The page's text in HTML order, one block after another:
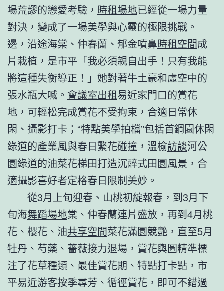
場荒謬的戀愛考驗， 時租場地已經從一場力量
對決，變成了一場美學與心靈的極限挑戰。
邊，沿途海棠、仲春蘭、郁金噴鼻時租空間成
片栽植，是市平「我必須親自出手！只有我能
將這種失衡導正！」她對著牛土豪和虛空中的
張水瓶大喊。 會議室出租易近家門口的賞花
地，可輕松完成賞花不受拘束，合適日常休
閑、攝影打卡；“特點美學拍檔”包括首鋼園休閑
綠道的產業風與春日繁花碰撞，溫榆訪談河公
園綠道的油菜花梯田打造沉醉式田園風景，合
適攝影喜好者定格春日限制美妙。
從3月上旬迎春、山桃初綻報春，到3月下
旬海舞蹈場地棠、仲春蘭連片盛放，再到4月桃
花、櫻花、油共享空間菜花滿園競艷，直至5月
牡丹、芍藥、薔薇接力退場，賞花輿圖精準標
注了花草種類、最佳賞花期、特點打卡點，市
平易近游客按季尋芳、循徑賞花，即可不錯過